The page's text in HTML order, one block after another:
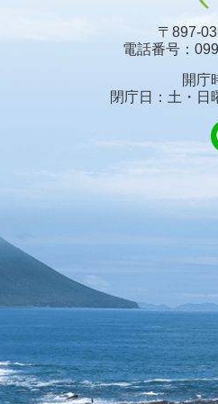
〒897-
電話番号：
開庁
閉庁日：土・日